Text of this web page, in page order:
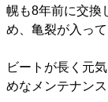
幌も8年前に交換
め、亀裂が入っ
ビートが長く元
めなメンテナン